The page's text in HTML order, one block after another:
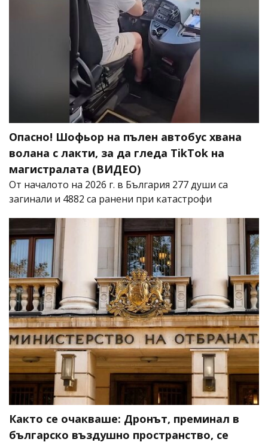
Опасно! Шофьор на пълен автобус хвана
волана с лакти, за да гледа TikTok на
магистралата (ВИДЕО)
От началото на 2026 г. в България 277 души са
загинали и 4882 са ранени при катастрофи
Както се очакваше: Дронът, преминал в
българско въздушно пространство, се